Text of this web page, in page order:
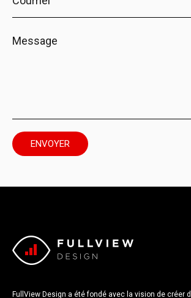
FullView Design a été fondé avec la vision de créer